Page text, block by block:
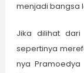
menjadi bangsa
Jika dilihat
sepertinya
nya